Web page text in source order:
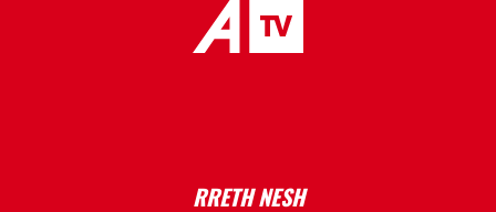
RRETH NESH